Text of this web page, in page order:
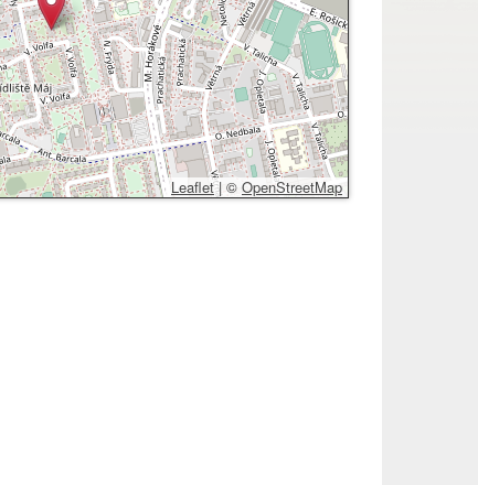
Leaflet | © OpenStreetMap